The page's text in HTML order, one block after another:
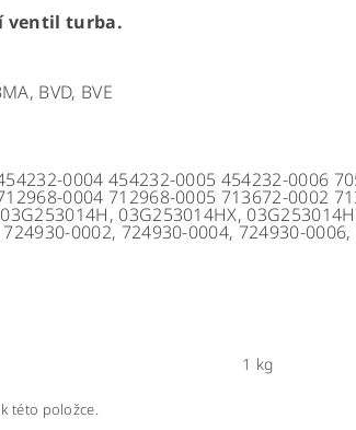
ventil turba.
BVD, BVE
0004 454232-0005 454232-0006
0004 712968-0005 713672-0002
03G253014HX,
724930-0002, 724930-0004, 724930-
1 kg
této položce.